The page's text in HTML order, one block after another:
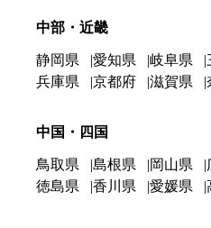
中部・近畿
静岡県 愛知県 岐阜県
兵庫県
京都府 滋賀県
中国・四国
鳥取県 島根県 岡山県
徳島県
香川県 愛媛県